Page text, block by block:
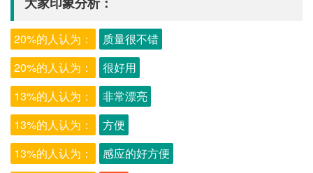
20%的人认为：
质量很不错
20%的人认为：
很好用
13%的人认为：
非常漂亮
13%的人认为：
方便
13%的人认为：
感应的好方便